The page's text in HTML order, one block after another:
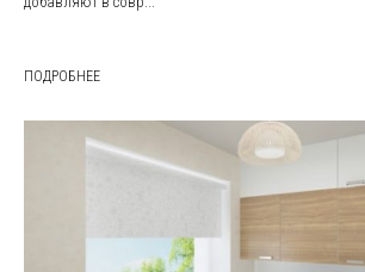
ПОДРОБНЕЕ